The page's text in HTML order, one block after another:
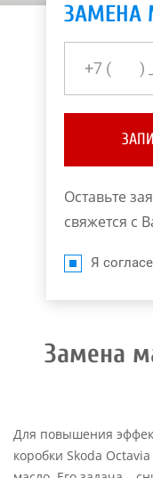
ЗАМЕНА
Оставьте
свяжется с
Я
Замена
Для повышения
коробки Skoda